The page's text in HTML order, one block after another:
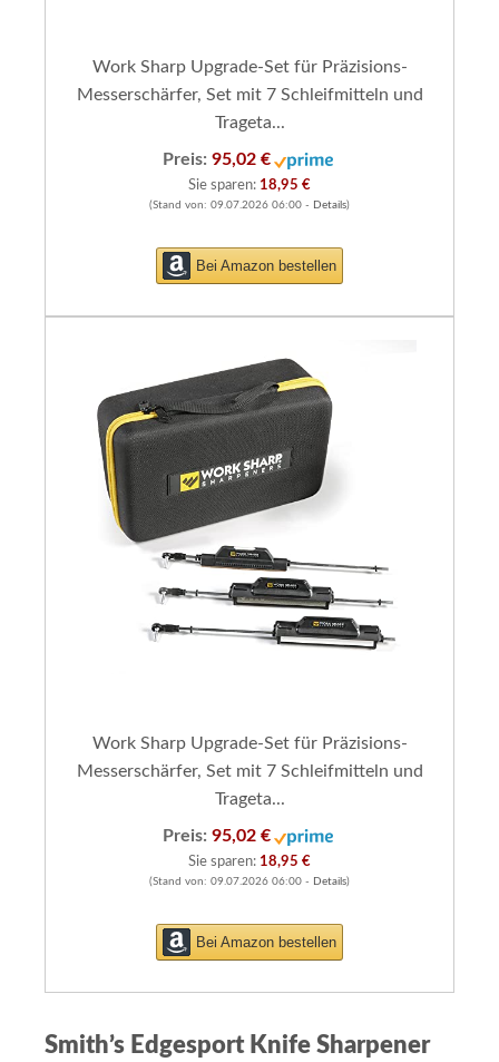
Work Sharp Upgrade-Set für Präzisions-
Messerschärfer, Set mit 7 Schleifmitteln und
Trageta...
Preis: 95,02 €
Sie sparen: 18,95 €
(Stand von: 09.07.2026 06:00 - Details)
Bei Amazon bestellen
Work Sharp Upgrade-Set für Präzisions-
Messerschärfer, Set mit 7 Schleifmitteln und
Trageta...
Preis: 95,02 €
Sie sparen: 18,95 €
(Stand von: 09.07.2026 06:00 - Details)
Bei Amazon bestellen
Smith’s Edgesport Knife Sharpener